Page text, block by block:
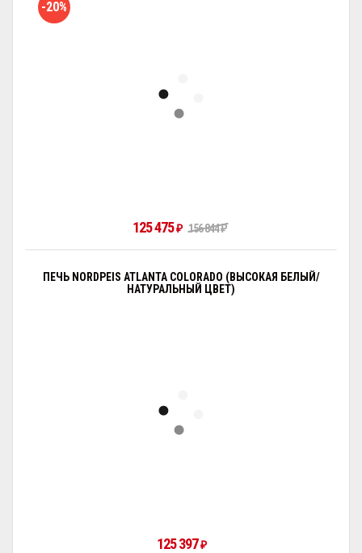
-20%
125 475₽ 156 844₽
ПЕЧЬ NORDPEIS ATLANTA COLORADO (ВЫСОКАЯ БЕЛЫЙ/
НАТУРАЛЬНЫЙ ЦВЕТ)
125 397₽